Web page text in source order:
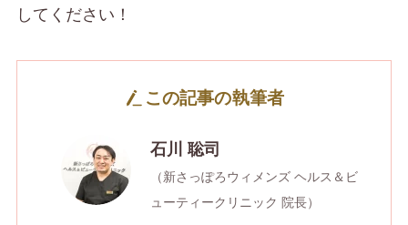
してください！
この記事の執筆者
石川 聡司
（新さっぽろウィメンズ ヘルス＆ビ
ューティークリニック 院長）